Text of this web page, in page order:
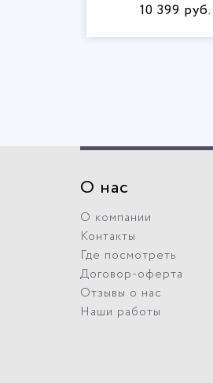
10 399 руб.
О нас
О компании
Контакты
Где посмотреть
Договор-оферта
Отзывы о нас
Наши работы